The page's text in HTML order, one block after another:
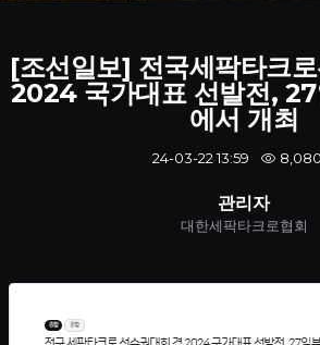
[조선일보] 전국세팍타크
2024 국가대표 선발전,
에서 개최
24-03-22 13:59
관리자
대한세팍타크로협회